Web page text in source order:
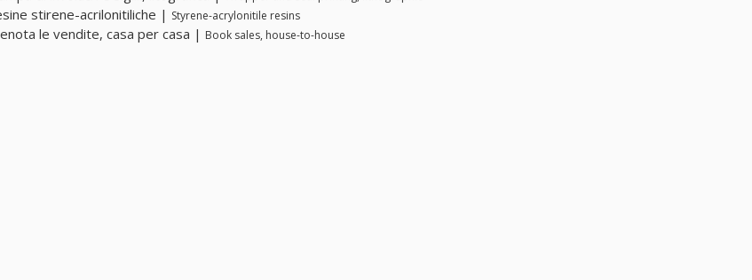
stirene-acrilonitiliche | Styrene-acrylonitile resins
le vendite, casa per casa | Book sales, house-to-house